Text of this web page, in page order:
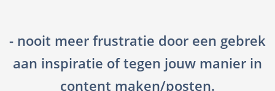
- nooit meer frustratie door een gebrek
aan inspiratie of tegen jouw manier in
content maken/posten.